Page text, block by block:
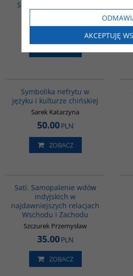
Stanów Zjednoczonych
43.00
Symbolika nefrytu w
języku i kulturze chińskiej
Sarek Katarzyna
50.00PLN
ZOBACZ
Sati. Samopalenie wdów
indyjskich w
najdawniejszych relacjach
Wschodu i Zachodu
Szczurek Przemysław
35.00PLN
ZOBACZ
AKCEPTUJĘ